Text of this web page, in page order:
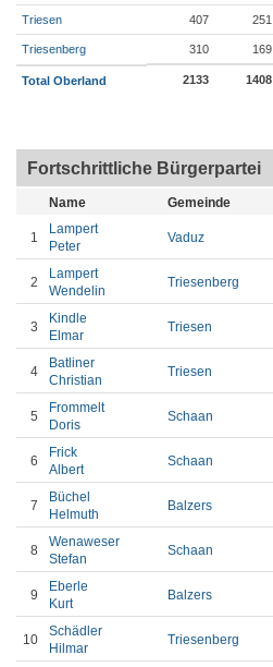
Triesen 407 251
Triesenberg 310 169
Total Oberland 2133 1408
Fortschrittliche Bürgerpartei
Name Gemeinde
1
Lampert
Peter
Vaduz
2
Lampert
Wendelin
Triesenberg
3
Kindle
Elmar
Triesen
4
Batliner
Christian
Triesen
5
Frommelt
Doris
Schaan
6
Frick
Albert
Schaan
7
Büchel
Helmuth
Balzers
8
Wenaweser
Stefan
Schaan
9
Eberle
Kurt
Balzers
10
Schädler
Hilmar
Triesenberg